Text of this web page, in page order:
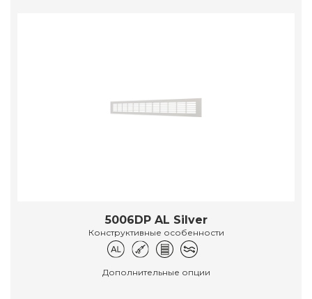
5006DP AL Silver
Конструктивные особенности
Дополнительные опции